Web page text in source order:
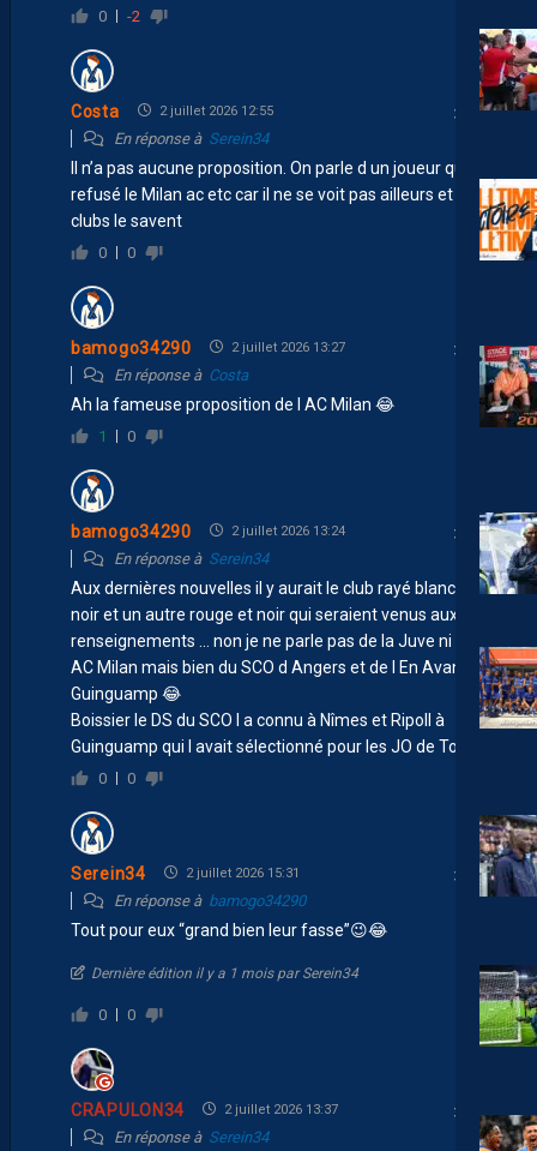
0 -2
Costa 2 juillet 2026 12:55
En réponse à Serein34
Il n’a pas aucune proposition. On parle d un joueur qui a
refusé le Milan ac etc car il ne se voit pas ailleurs et les
clubs le savent
0 0
bamogo34290 2 juillet 2026 13:27
En réponse à Costa
Ah la fameuse proposition de l AC Milan 😂
1 0
bamogo34290 2 juillet 2026 13:24
En réponse à Serein34
Aux dernières nouvelles il y aurait le club rayé blanc et
noir et un autre rouge et noir qui seraient venus aux
renseignements … non je ne parle pas de la Juve ni de l
AC Milan mais bien du SCO d Angers et de l En Avant
Guinguamp 😂
Boissier le DS du SCO l a connu à Nîmes et Ripoll à
Guinguamp qui l avait sélectionné pour les JO de Tokyo.
0 0
Serein34 2 juillet 2026 15:31
En réponse à bamogo34290
Tout pour eux “grand bien leur fasse” 😉 😂
Dernière édition il y a 1 mois par Serein34
0 0
CRAPULON34 2 juillet 2026 13:37
En réponse à Serein34